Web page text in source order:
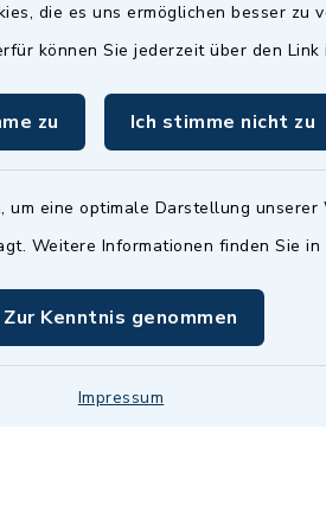
die es uns ermöglichen besser
können Sie jederzeit über den Link
zu Ich stimme nicht zu
eine optimale Darstellung
Weitere Informationen finden Sie in
Zur Kenntnis genommen
Impressum
den
Das Bürgeramt/
istMittwochs